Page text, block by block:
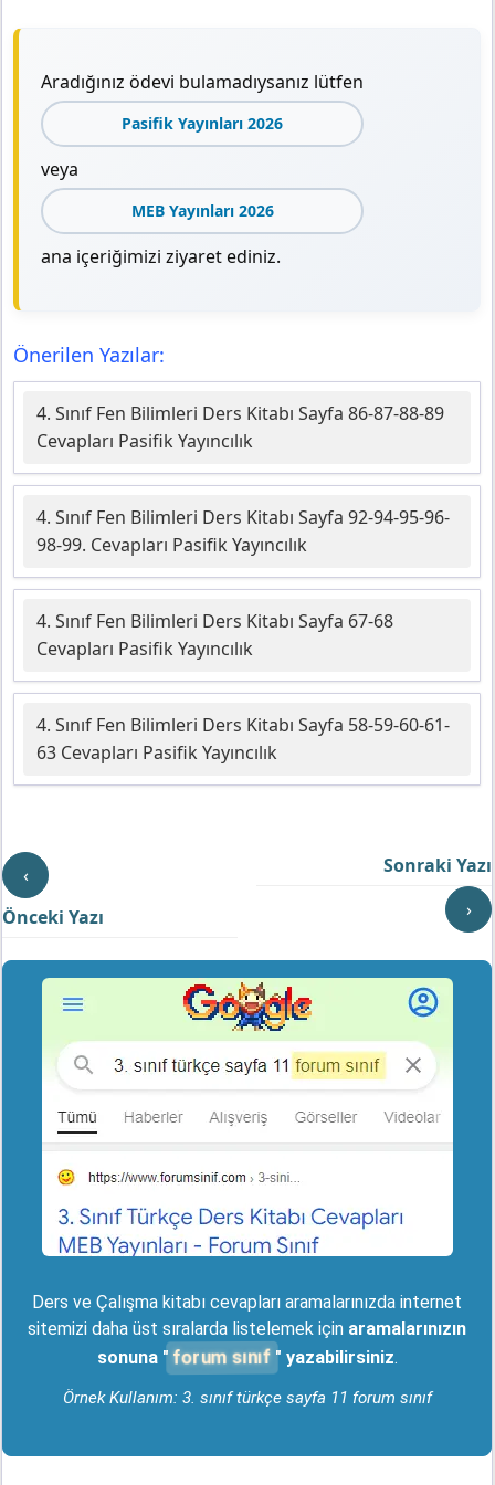
Aradığınız ödevi bulamadıysanız lütfen
Pasifik Yayınları 2026
veya
MEB Yayınları 2026
ana içeriğimizi ziyaret ediniz.
Önerilen Yazılar:
4. Sınıf Fen Bilimleri Ders Kitabı Sayfa 86-87-88-89
Cevapları Pasifik Yayıncılık
4. Sınıf Fen Bilimleri Ders Kitabı Sayfa 92-94-95-96-
98-99. Cevapları Pasifik Yayıncılık
4. Sınıf Fen Bilimleri Ders Kitabı Sayfa 67-68
Cevapları Pasifik Yayıncılık
4. Sınıf Fen Bilimleri Ders Kitabı Sayfa 58-59-60-61-
63 Cevapları Pasifik Yayıncılık
‹
Önceki Yazı
Sonraki Yazı
›
Ders ve Çalışma kitabı cevapları aramalarınızda internet
sitemizi daha üst sıralarda listelemek için aramalarınızın
sonuna " forum sınıf " yazabilirsiniz.
Örnek Kullanım: 3. sınıf türkçe sayfa 11 forum sınıf